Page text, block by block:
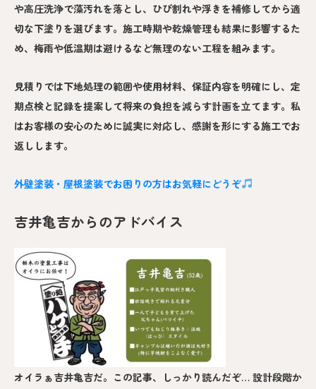
や高圧洗浄で藻汚れを落とし、ひび割れや浮きを補修してから適
切な下塗りを選びます。施工時期や乾燥管理も結果に影響するた
め、梅雨や低温期は避けるなど無理のない工程を組みます。
見積りでは下地処理の範囲や使用材料、保証内容を明確にし、定
期点検と記録を提案して将来の負担を減らす計画を立てます。私
はお客様の安心のために誠実に対応し、感謝を形にする施工でお
返しします。
外壁塗装・屋根塗装でお困りの方はお気軽にどうぞ
吉井亀吉からのアドバイス
オイラぁ吉井亀吉だ。この記事、しっかり読んだぞ… 設計段階か